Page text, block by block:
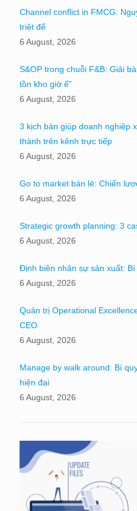
Channel conflict in FMCG:
triệt để
6 August, 2026
S&OP trong chuỗi F&B: Giải
tồn kho giờ ế”
6 August, 2026
3 kịch bản giúp doanh nghiệp
thành trên kênh trực tiếp
6 August, 2026
Go to market bán lẻ: Chiến
6 August, 2026
Strategic growth planning: 3
6 August, 2026
Định biên nhân sự sản xuất:
6 August, 2026
Quản trị Operational
CEO
6 August, 2026
Manage by walk around: Bí
hiện đại
6 August, 2026